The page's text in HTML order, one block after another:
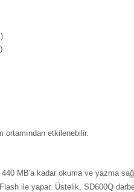
etkilenebilir.
MB'a kadar okuma ve yazma
ile yapar. Üstelik, SD600Q